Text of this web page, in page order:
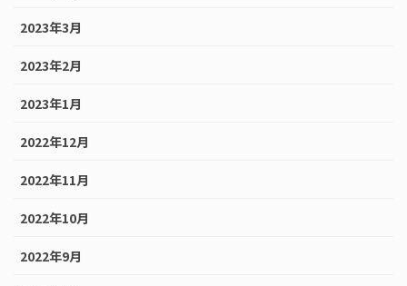
2023年3月
2023年2月
2023年1月
2022年12月
2022年11月
2022年10月
2022年9月